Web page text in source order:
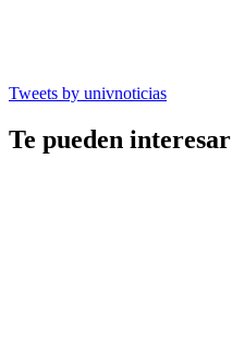
Tweets by univnoticias
Te pueden interesar